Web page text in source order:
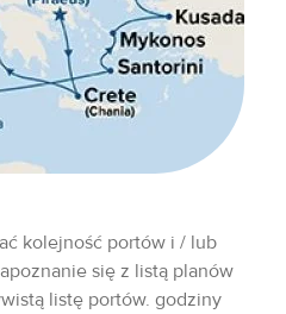
kolejność portów i / lub
się z listą planów
listę portów. godziny